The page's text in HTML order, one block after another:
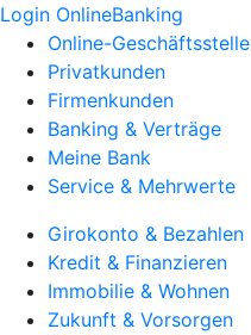
Login OnlineBanking
Online-Geschäftsstelle
Privatkunden
Firmenkunden
Banking & Verträge
Meine Bank
Service & Mehrwerte
Girokonto & Bezahlen
Kredit & Finanzieren
Immobilie & Wohnen
Zukunft & Vorsorgen